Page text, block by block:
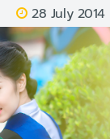
28 July 2014